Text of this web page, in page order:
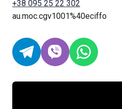
+38 095 25 22 302
au.moc.cgv1001%40eciffo